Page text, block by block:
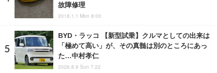
故障修理
2018.1.1 Mon 8:00
BYD・ラッコ 【新型試乗】クルマとしての出来は
「極めて高い」が、その真髄は別のところにあっ
た…中村孝仁
2026.8.9 Sun 7:22